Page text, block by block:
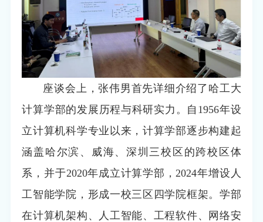
座谈会上，张伟男首先详细介绍了哈工大
计算学部的发展历程与科研实力。自1956年设
立计算机科学专业以来，计算学部逐步构建起
涵盖哈尔滨、威海、深圳三校区的跨校区体
系，并于2020年成立计算学部，2024年增设人
工智能学院，形成一校三区四学院框架。学部
在计算机架构、人工智能、工程软件、网络安